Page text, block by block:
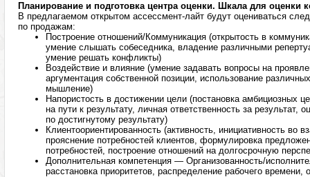
Планирование и подготовка центра оценки. Шкала для оценки
В предлагаемом открытом ассессмент-лайт будут оцениваться
по продажам:
Построение отношений/Коммуникация (открытость в
умение слышать собеседника, владение различными
умение решать конфликты)
Воздействие и влияние (умение задавать вопросы на
аргументация собственной позиции, использование
мышление)
Напористость в достижении цели (постановка амбициозных
на пути к результату, личная ответственность за результат,
по достигнутому результату)
Клиентоориентированность (активность, инициативность во
прояснение потребностей клиентов, формулировка
потребностей, построение отношений на долгосрочную
Дополнительная компетенция — Организованность/
расстановка приоритетов, распределение рабочего времени,